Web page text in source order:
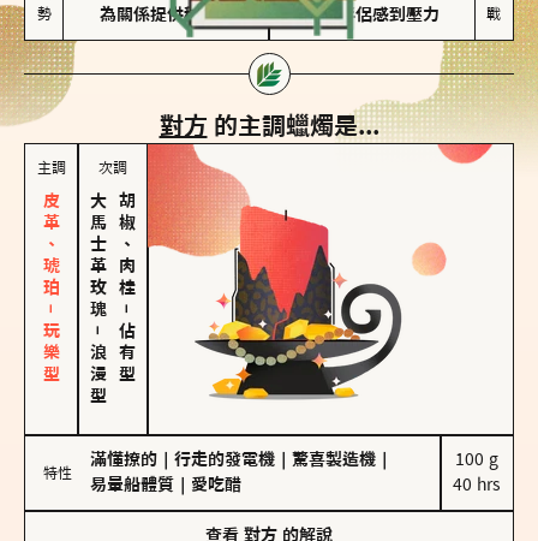
勢
為關係提供穩定度
易讓伴侶感到壓力
戰
對方 的主調蠟燭是...
主調
皮革、琥珀－玩樂型
次調
大馬士革玫瑰
－
浪漫型
胡椒、肉桂
－
佔有型
特性
滿懂撩的 行走的發電機 驚喜製造機
易暈船體質
愛吃醋
100 g
40 hrs
查看 對方 的解說